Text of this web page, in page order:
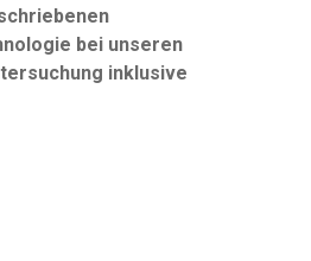
bei unseren
inklusive